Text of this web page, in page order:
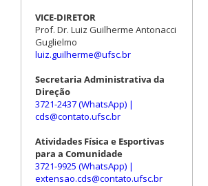
VICE-DIRETOR
Prof. Dr. Luiz Guilherme Antonacci
Guglielmo
luiz.guilherme@ufsc.br
Secretaria Administrativa da
Direção
3721-2437 (WhatsApp) |
cds@contato.ufsc.br
Atividades Física e Esportivas
para a Comunidade
3721-9925 (WhatsApp) |
extensao.cds@contato.ufsc.br